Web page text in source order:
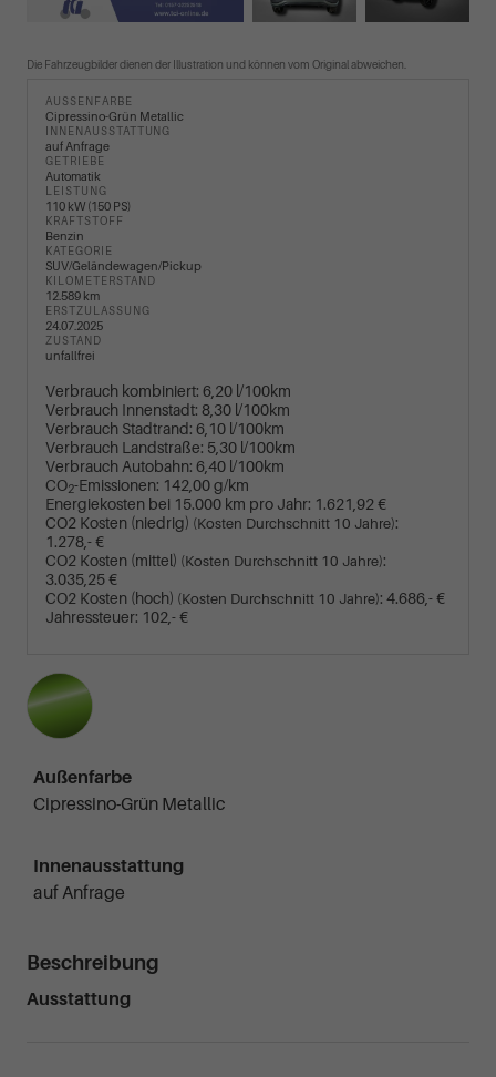
Die Fahrzeugbilder dienen der Illustration und können vom Original abweichen.
AUSSENFARBE
Cipressino-Grün Metallic
INNENAUSSTATTUNG
auf Anfrage
GETRIEBE
Automatik
LEISTUNG
110 kW (150 PS)
KRAFTSTOFF
Benzin
KATEGORIE
SUV/Geländewagen/Pickup
KILOMETERSTAND
12.589 km
ERSTZULASSUNG
24.07.2025
ZUSTAND
unfallfrei
Verbrauch kombiniert: 6,20 l/100km
Verbrauch Innenstadt: 8,30 l/100km
Verbrauch Stadtrand: 6,10 l/100km
Verbrauch Landstraße: 5,30 l/100km
Verbrauch Autobahn: 6,40 l/100km
CO2-Emissionen: 142,00 g/km
Energiekosten bei 15.000 km pro Jahr: 1.621,92 €
CO2 Kosten (niedrig) (Kosten Durchschnitt 10 Jahre):
1.278,- €
CO2 Kosten (mittel) (Kosten Durchschnitt 10 Jahre):
3.035,25 €
CO2 Kosten (hoch) (Kosten Durchschnitt 10 Jahre): 4.686,- €
Jahressteuer: 102,- €
Außenfarbe
Cipressino-Grün Metallic
Innenausstattung
auf Anfrage
Beschreibung
Ausstattung